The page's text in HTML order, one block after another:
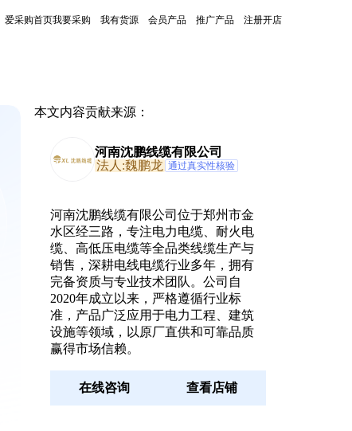
爱采购首页我要采购 我有货源 会员产品 推广产品 注册开店
本文内容贡献来源：
河南沈鹏线缆有限公司
法人:魏鹏龙 通过真实性核验
河南沈鹏线缆有限公司位于郑州市金
水区经三路，专注电力电缆、耐火电
缆、高低压电缆等全品类线缆生产与
销售，深耕电线电缆行业多年，拥有
完备资质与专业技术团队。公司自
2020年成立以来，严格遵循行业标
准，产品广泛应用于电力工程、建筑
设施等领域，以原厂直供和可靠品质
赢得市场信赖。
在线咨询 查看店铺